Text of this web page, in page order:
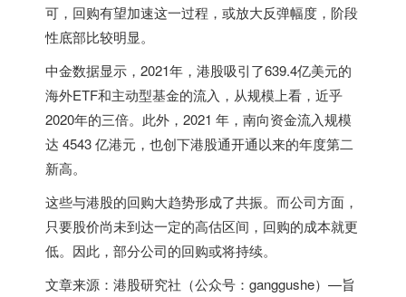
可，回购有望加速这一过程，或放大反弹幅度，阶段
性底部比较明显。
中金数据显示，2021年，港股吸引了639.4亿美元的
海外ETF和主动型基金的流入，从规模上看，近乎
2020年的三倍。此外，2021 年，南向资金流入规模
达 4543 亿港元，也创下港股通开通以来的年度第二
新高。
这些与港股的回购大趋势形成了共振。而公司方面，
只要股价尚未到达一定的高估区间，回购的成本就更
低。因此，部分公司的回购或将持续。
文章来源：港股研究社（公众号：ganggushe）—旨